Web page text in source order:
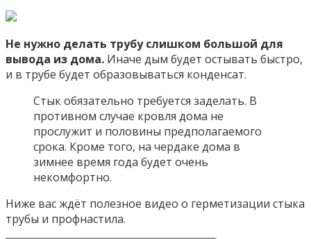
Не нужно делать трубу слишком большой для
вывода из дома. Иначе дым будет остывать быстро,
и в трубе будет образовываться конденсат.
Стык обязательно требуется заделать. В
противном случае кровля дома не
прослужит и половины предполагаемого
срока. Кроме того, на чердаке дома в
зимнее время года будет очень
некомфортно.
Ниже вас ждёт полезное видео о герметизации стыка
трубы и профнастила.